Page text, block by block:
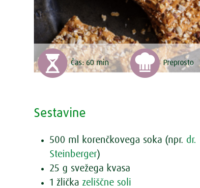
Čas: 60 min Preprosto
Sestavine
500 ml korenčkovega soka (npr. dr.
Steinberger)
25 g svežega kvasa
1 žlička zeliščne soli